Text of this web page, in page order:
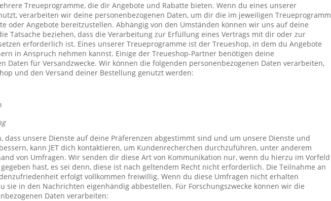
Treueprogramme, die dir Angebote und Rabatte bieten. Wenn du eines unserer
verarbeiten wir deine personenbezogenen Daten, um dir die im jeweiligen Treueprogramm
oder Angebote bereitzustellen. Abhängig von den Umständen können wir uns auf deine
Tatsache beziehen, dass die Verarbeitung zur Erfüllung eines Vertrags mit dir oder zur
erforderlich ist. Eines unserer Treueprogramme ist der Treueshop, in dem du Angebote
in Anspruch nehmen kannst. Einige der Treueshop-Partner benötigen deine
Daten für Versandzwecke. Wir können die folgenden personenbezogenen Daten verarbeiten,
und den Versand deiner Bestellung genutzt werden:
dass unsere Dienste auf deine Präferenzen abgestimmt sind und um unsere Dienste und
kann JET dich kontaktieren, um Kundenrecherchen durchzuführen, unter anderem
von Umfragen. Wir senden dir diese Art von Kommunikation nur, wenn du hierzu im Vorfeld
hast, es sei denn, diese ist nach geltendem Recht nicht erforderlich. Die Teilnahme an
erfolgt vollkommen freiwillig. Wenn du diese Umfragen nicht erhalten
sie in den Nachrichten eigenhändig abbestellen. Für Forschungszwecke können wir die
Daten verarbeiten: